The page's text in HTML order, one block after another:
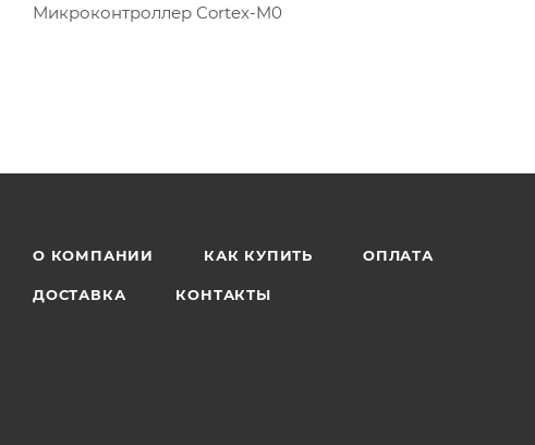
Микроконтроллер Cortex-M0
О КОМПАНИИ КАК КУПИТЬ ОПЛАТА
ДОСТАВКА КОНТАКТЫ